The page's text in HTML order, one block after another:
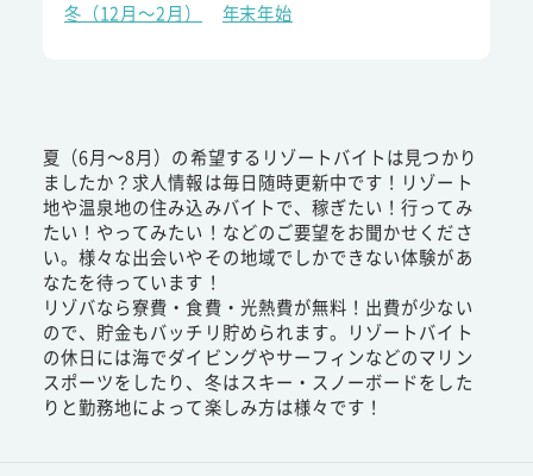
冬（12月～2月）
年末年始
夏（6月～8月）の希望するリゾートバイトは見つかり
ましたか？求人情報は毎日随時更新中です！リゾート
地や温泉地の住み込みバイトで、稼ぎたい！行ってみ
たい！やってみたい！などのご要望をお聞かせくださ
い。様々な出会いやその地域でしかできない体験があ
なたを待っています！
リゾバなら寮費・食費・光熱費が無料！出費が少ない
ので、貯金もバッチリ貯められます。リゾートバイト
の休日には海でダイビングやサーフィンなどのマリン
スポーツをしたり、冬はスキー・スノーボードをした
りと勤務地によって楽しみ方は様々です！